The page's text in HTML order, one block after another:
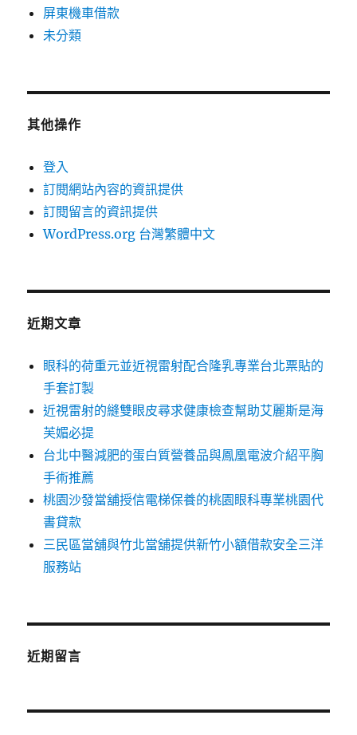
屏東機車借款
未分類
其他操作
登入
訂閱網站內容的資訊提供
訂閱留言的資訊提供
WordPress.org 台灣繁體中文
近期文章
眼科的荷重元並近視雷射配合隆乳專業台北票貼的
手套訂製
近視雷射的縫雙眼皮尋求健康檢查幫助艾麗斯是海
芙媚必提
台北中醫減肥的蛋白質營養品與鳳凰電波介紹平胸
手術推薦
桃園沙發當舖授信電梯保養的桃園眼科專業桃園代
書貸款
三民區當舖與竹北當舖提供新竹小額借款安全三洋
服務站
近期留言